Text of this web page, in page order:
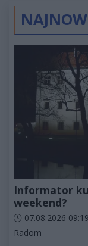
Informator
weekend?
Data dodania
07.08.2026 09:19
Kategorie artykułu:
Radom